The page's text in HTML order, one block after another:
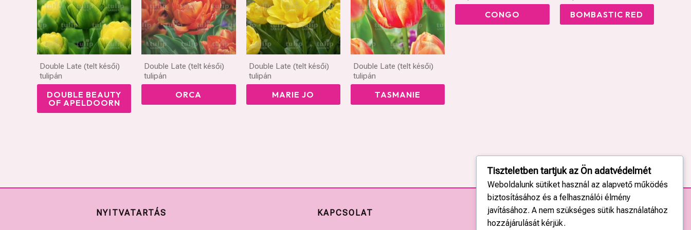
Double Late (telt késői)
tulipán
DOUBLE BEAUTY
OF APELDOORN
Double Late (telt késői)
tulipán
ORCA
Double Late (telt késői)
tulipán
MARIE JO
Double Late (telt késői)
tulipán
TASMANIE
CONGO BOMBASTIC RED
NYITVATARTÁS KAPCSOLAT
Tiszteletben tartjuk az Ön adatvédelmét
Weboldalunk sütiket használ az alapvető működés
biztosításához és a felhasználói élmény
javításához. A nem szükséges sütik használatához
hozzájárulását kérjük.